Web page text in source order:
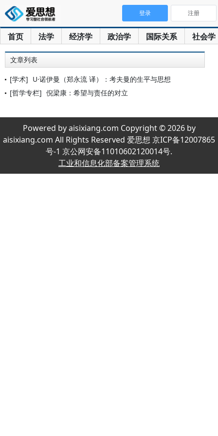
首页 法学 经济学 政治学 国际关系 社会学
登录 注册
文章列表
[学术] U·诺伊曼（郑永流 译）：考夫曼的生平与思想
[哲学专栏] 倪梁康：希望与责任的对立
Powered by aisixiang.com Copyright © 2026 by
aisixiang.com All Rights Reserved 爱思想 京ICP备12007865
号-1 京公网安备11010602120014号.
工业和信息化部备案管理系统